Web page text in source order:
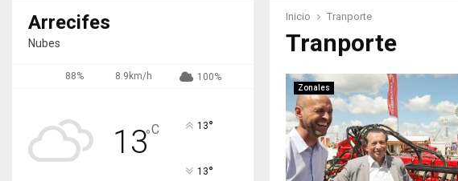
Inicio Tranporte
Tranporte
Zonales
Arrecifes
Nubes
88% 8.9km/h 100%
13°C 13°
13°